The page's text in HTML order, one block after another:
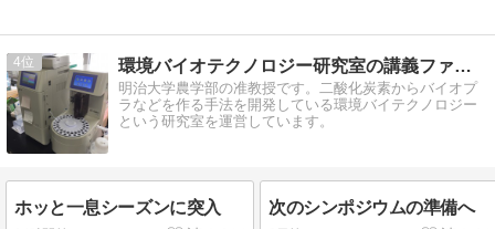
4 環境バイオテクノロジー研究室の講義ファイルと研究アーカイブス
明治大学農学部の准教授です。二酸化炭素からバイオプ
ラなどを作る手法を開発している環境バイテクノロジー
という研究室を運営しています。
ホッと一息シーズンに突入 次のシンポジウムの準備へ